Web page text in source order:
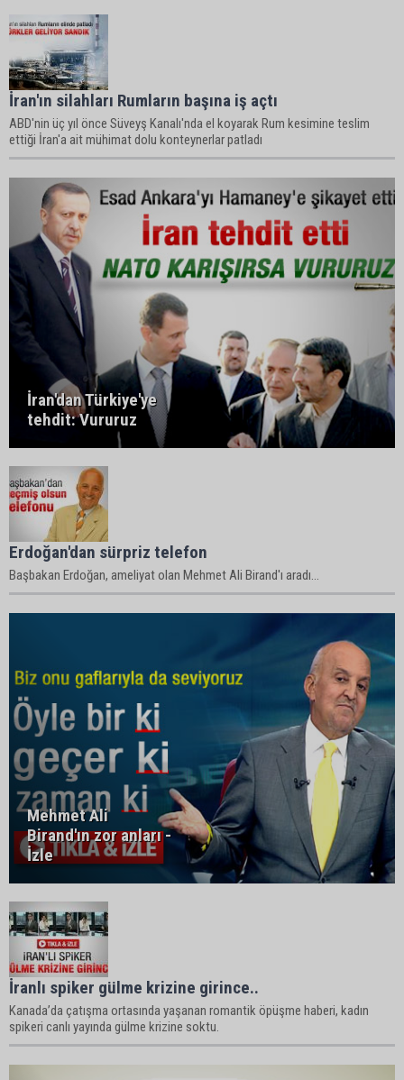
İran'ın silahları Rumların başına iş açtı
ABD'nin üç yıl önce Süveyş Kanalı'nda el koyarak Rum kesimine teslim
ettiği İran'a ait mühimat dolu konteynerlar patladı
İran'dan Türkiye'ye
tehdit: Vururuz
Erdoğan'dan sürpriz telefon
Başbakan Erdoğan, ameliyat olan Mehmet Ali Birand'ı aradı...
Mehmet Ali
Birand'ın zor anları -
İzle
İranlı spiker gülme krizine girince..
Kanada’da çatışma ortasında yaşanan romantik öpüşme haberi, kadın
spikeri canlı yayında gülme krizine soktu.